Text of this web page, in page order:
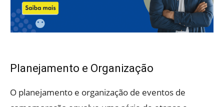
Planejamento e Organização
O planejamento e organização de eventos de